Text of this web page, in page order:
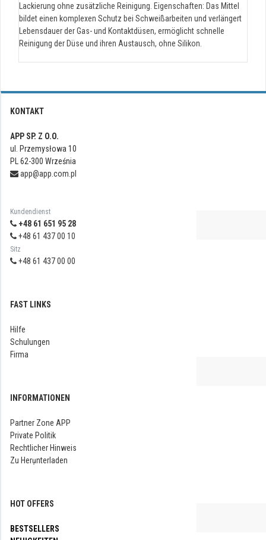
Lackierung ohne zusätzliche Reinigung. Eigenschaften: Das Mittel
bildet einen komplexen Schutz bei Schweißarbeiten und verlängert
Lebensdauer der Gas- und Kontaktdüsen, ermöglicht schnelle
Reinigung der Düse und ihren Austausch, ohne Silikon.
KONTAKT
APP SP. Z O.O.
ul. Przemysłowa 10
PL 62-300 Września
app@app.com.pl
Kundendienst
+48 61 651 95 28
+48 61 437 00 10
Sitz
+48 61 437 00 00
FAST LINKS
Hilfe
Schulungen
Firma
INFORMATIONEN
Partner Zone APP
Private Politik
Rechtlicher Hinweis
Zu Herụnterladen
HOT OFFERS
BESTSELLERS